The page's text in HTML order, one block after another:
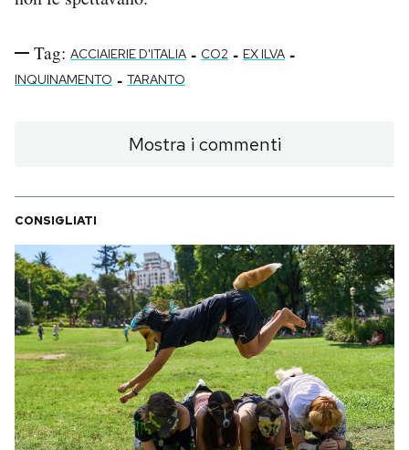
Tag: ACCIAIERIE D'ITALIA - CO2 - EX ILVA -
INQUINAMENTO - TARANTO
Mostra i commenti
CONSIGLIATI